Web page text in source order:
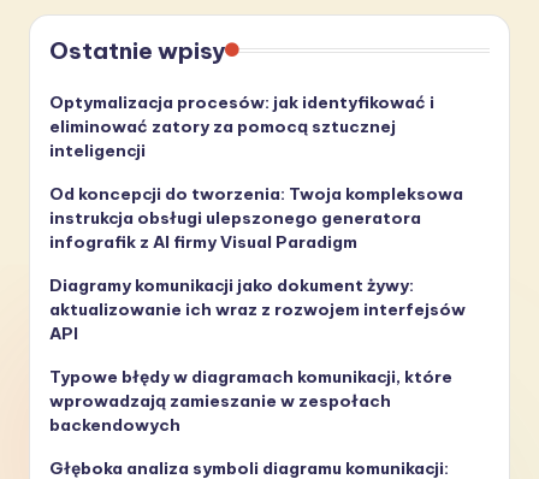
Ostatnie wpisy
Optymalizacja procesów: jak identyfikować i
eliminować zatory za pomocą sztucznej
inteligencji
Od koncepcji do tworzenia: Twoja kompleksowa
instrukcja obsługi ulepszonego generatora
infografik z AI firmy Visual Paradigm
Diagramy komunikacji jako dokument żywy:
aktualizowanie ich wraz z rozwojem interfejsów
API
Typowe błędy w diagramach komunikacji, które
wprowadzają zamieszanie w zespołach
backendowych
Głęboka analiza symboli diagramu komunikacji: